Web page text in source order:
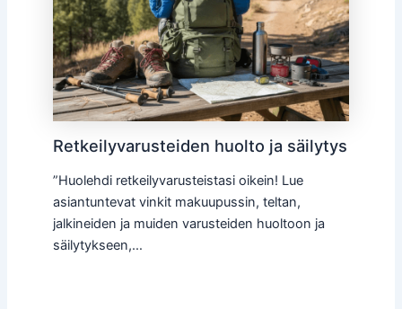
Retkeilyvarusteiden huolto ja säilytys
”Huolehdi retkeilyvarusteistasi oikein! Lue
asiantuntevat vinkit makuupussin, teltan,
jalkineiden ja muiden varusteiden huoltoon ja
säilytykseen,…